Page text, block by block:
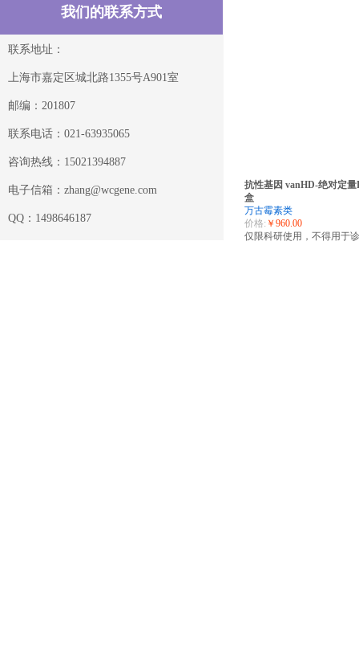
抗性基因 vanHD-绝对定量
盒
万古霉素类
价格: ￥960.00
仅限科研使用，不得用于
联系地址：
上海市嘉定区城北路1355号A901室
邮编：201807
联系电话：021-63935065
咨询热线：15021394887
电子信箱：zhang@wcgene.com
QQ：1498646187
我们的联系方式